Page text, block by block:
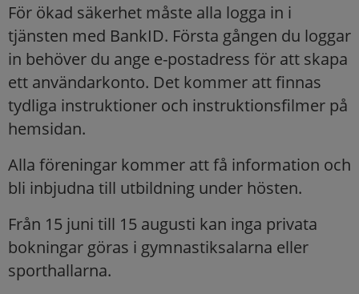
För ökad säkerhet måste alla logga in i
tjänsten med BankID. Första gången du loggar
in behöver du ange e-postadress för att skapa
ett användarkonto. Det kommer att finnas
tydliga instruktioner och instruktionsfilmer på
hemsidan.
Alla föreningar kommer att få information och
bli inbjudna till utbildning under hösten.
Från 15 juni till 15 augusti kan inga privata
bokningar göras i gymnastiksalarna eller
sporthallarna.